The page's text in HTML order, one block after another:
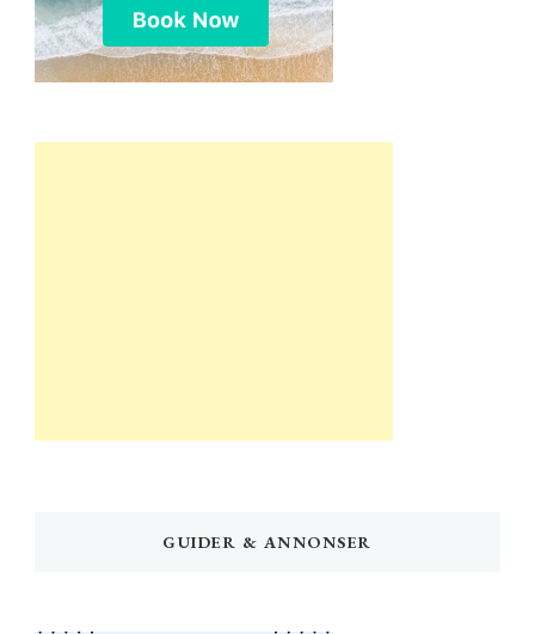
GUIDER & ANNONSER